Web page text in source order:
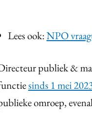
Lees ook:NPO
publiek &
sinds 1 mei
omroep,